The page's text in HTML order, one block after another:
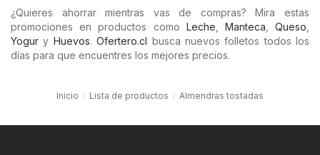
¿Quieres ahorrar mientras vas de compras? Mira estas
promociones en productos como Leche Manteca ,Queso
Yogur y Huevos.Ofertero.cl busca nuevos folletos todos los
días para que encuentres los mejores precios.
Inicio Lista de productos Almendras tostadas